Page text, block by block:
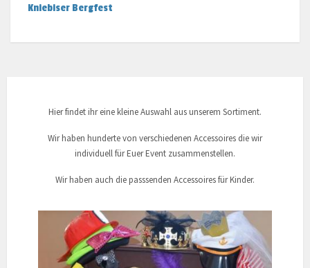
Kniebiser Bergfest
Hier findet ihr eine kleine Auswahl aus unserem Sortiment.
Wir haben hunderte von verschiedenen Accessoires die wir
individuell für Euer Event zusammenstellen.
Wir haben auch die passsenden Accessoires für Kinder.